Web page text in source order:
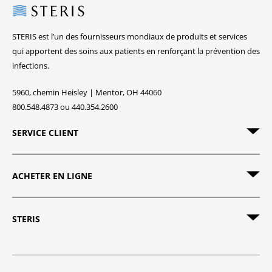
Steris
STERIS est l’un des fournisseurs mondiaux de produits et services
qui apportent des soins aux patients en renforçant la prévention des
infections.
5960, chemin Heisley | Mentor, OH 44060
800.548.4873 ou 440.354.2600
SERVICE CLIENT
ACHETER EN LIGNE
STERIS